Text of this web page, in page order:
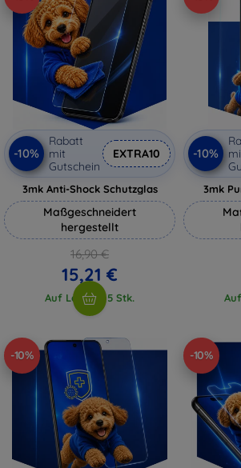
-10%
Rabatt
mit
Gutschein
EXTRA10
3mk Anti-Shock Schutzglas
Maßgeschneidert
hergestellt
16,90 €
15,21 €
Auf Lager > 5 Stk.
-10%
3mk
-10% -10%